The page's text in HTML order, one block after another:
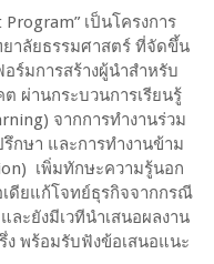
Program” เป็นโครงการ
ยาลัยธรรมศาสตร์ ที่จัดขึ้น
มการสร้างผู้นำสำหรับ
ผ่านกระบวนการเรียนรู้
จากการทำงานร่วม
กษา และการทำงานข้าม
เพิ่มทักษะความรู้นอก
ดียแก้โจทย์ธุรกิจจากกรณี
ะยังมีเวทีนำเสนอผลงาน
ง พร้อมรับฟังข้อเสนอแนะ